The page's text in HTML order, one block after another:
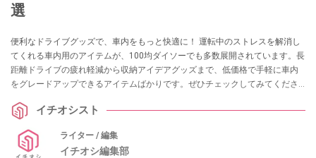
選
便利なドライブグッズで、車内をもっと快適に！ 運転中のストレスを解消し
てくれる車内用のアイテムが、100均ダイソーでも多数展開されています。長
距離ドライブの疲れ軽減から収納アイデアグッズまで、低価格で手軽に車内
をグレードアップできるアイテムばかりです。ぜひチェックしてみてくださ
イチオシスト
ライター / 編集
イチオシ編集部